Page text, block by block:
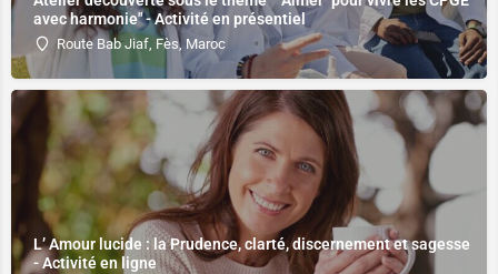
avec harmonie" - Activité en présentiel
Route Bab Jiaf, Fès, Maroc
L’ Amour lucide : la Prudence, clarté, discernement et sagesse
- Activité en ligne